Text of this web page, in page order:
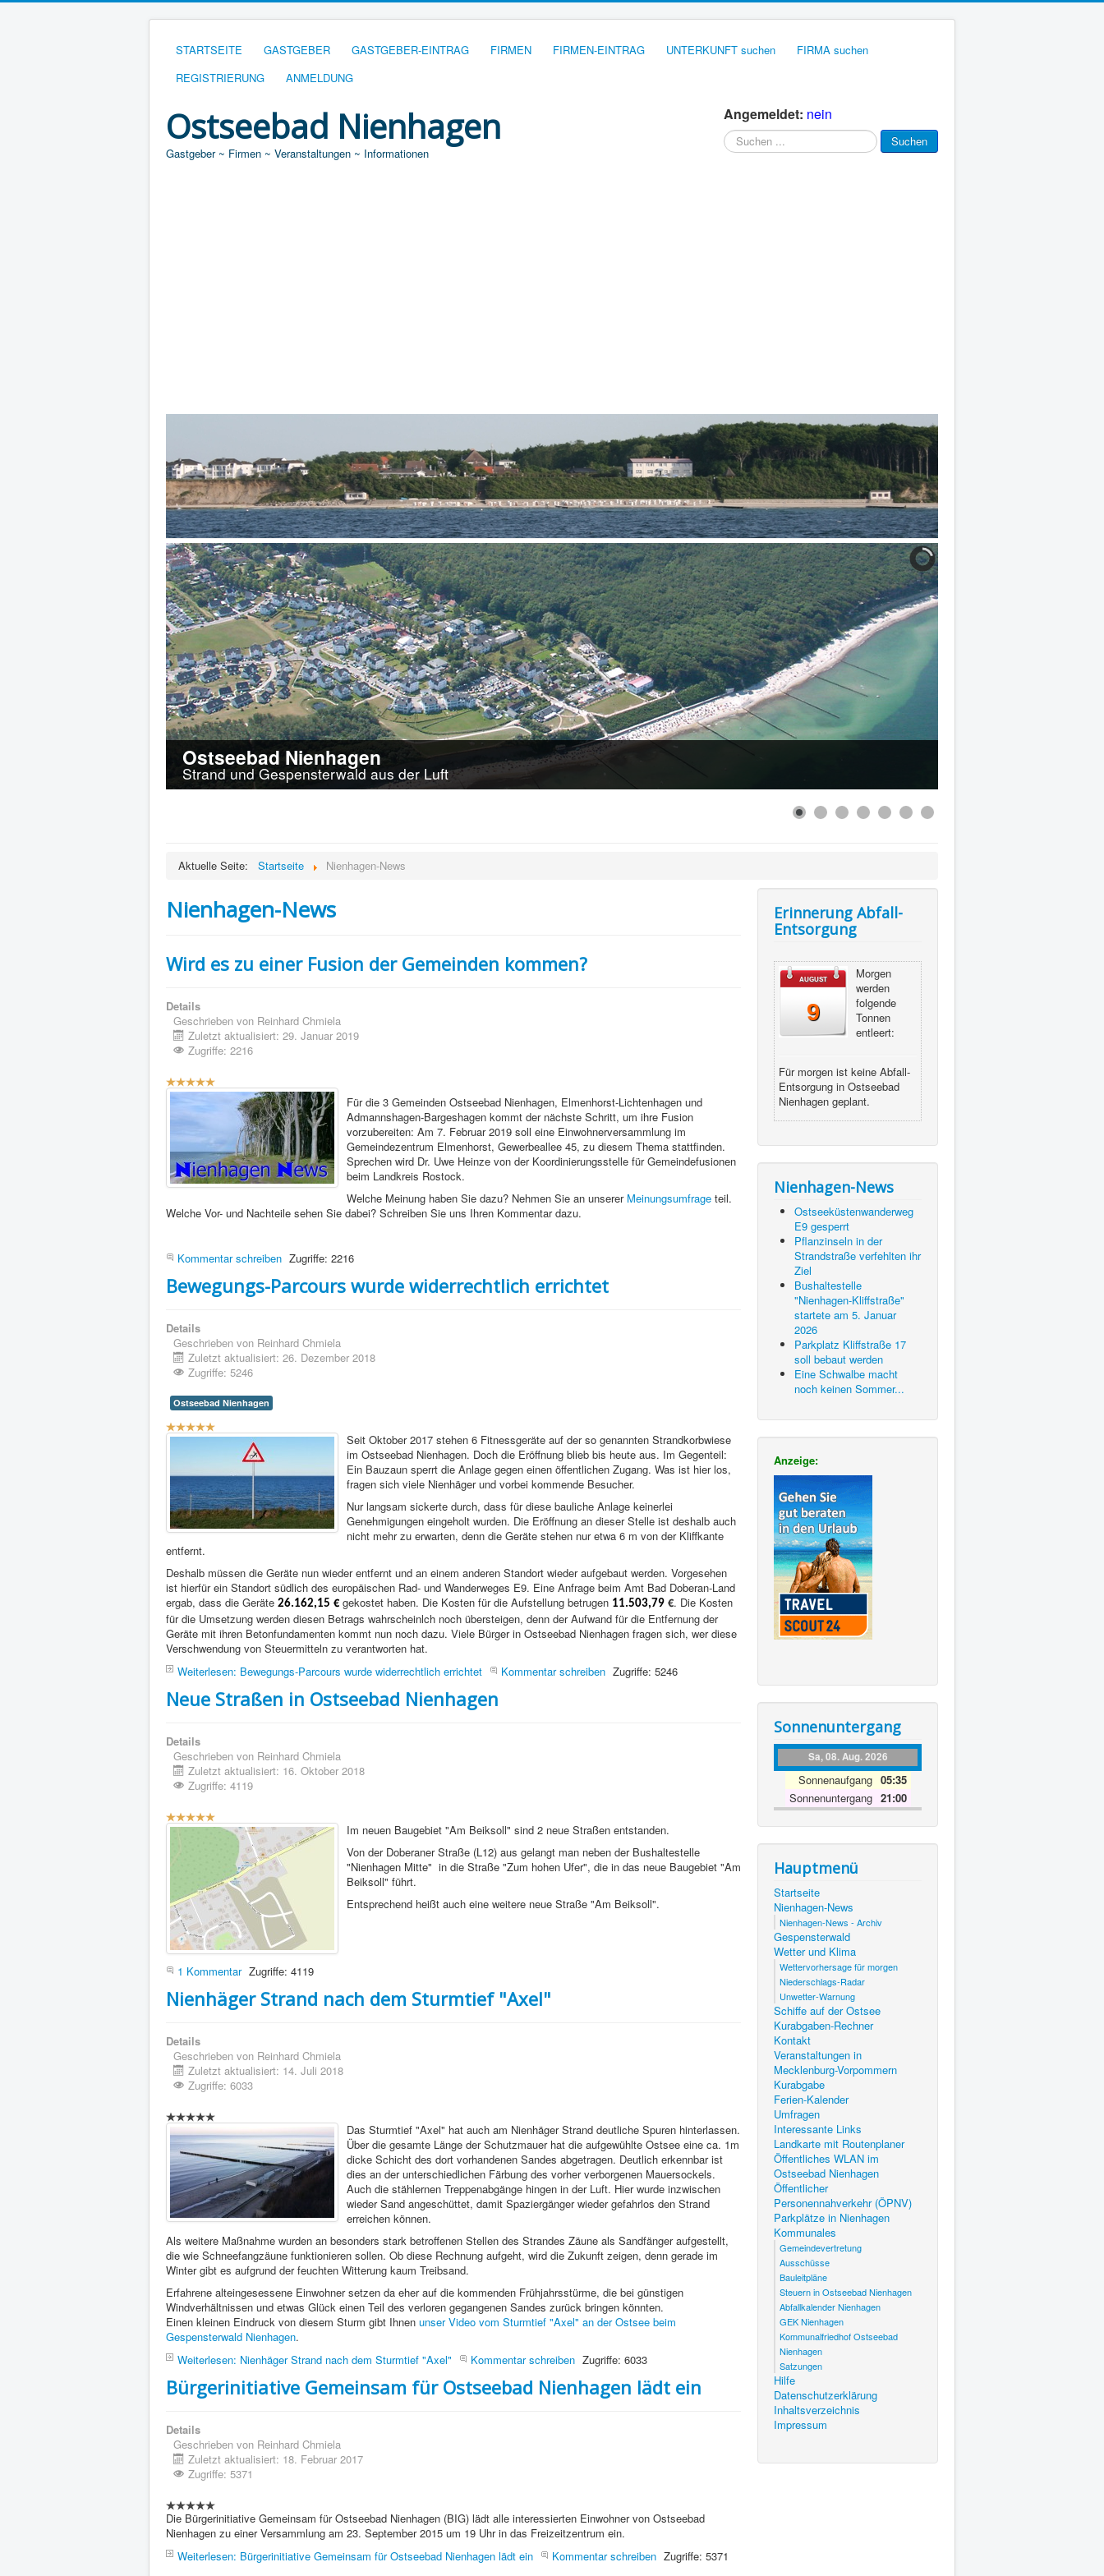
STARTSEITE GASTGEBER GASTGEBER-EINTRAG FIRMEN FIRMEN-EINTRAG UNTERKUNFT suchen
FIRMA suchen
REGISTRIERUNG
ANMELDUNG
Ostseebad Nienhagen
Gastgeber ~ Firmen ~ Veranstaltungen ~ Informationen
Angemeldet: nein
Suchen
...
Suchen
Ostseebad Nienhagen
Strand und Gespensterwald aus der Luft
Aktuelle Seite: Startseite Nienhagen-News
Nienhagen-News
Wird es zu einer Fusion der Gemeinden kommen?
Details
Geschrieben von Reinhard Chmiela
Zuletzt aktualisiert: 29. Januar 2019
Zugriffe: 2216
Bewertung:
Für die 3 Gemeinden Ostseebad Nienhagen, Elmenhorst-Lichtenhagen und
Admannshagen-Bargeshagen kommt der nächste Schritt, um ihre Fusion
vorzubereiten: Am 7. Februar 2019 soll eine Einwohnerversammlung im
Gemeindezentrum Elmenhorst, Gewerbeallee 45, zu diesem Thema stattfinden.
Sprechen wird Dr. Uwe Heinze von der Koordinierungsstelle für Gemeindefusionen
beim Landkreis Rostock.
Welche Meinung haben Sie dazu? Nehmen Sie an unserer Meinungsumfrage teil.
Welche Vor- und Nachteile sehen Sie dabei? Schreiben Sie uns Ihren Kommentar dazu.
Kommentar schreiben Zugriffe: 2216
Bewegungs-Parcours wurde widerrechtlich errichtet
Details
Geschrieben von Reinhard Chmiela
Zuletzt aktualisiert: 26. Dezember 2018
Zugriffe: 5246
Ostseebad Nienhagen
Bewertung:
Seit Oktober 2017 stehen 6 Fitnessgeräte auf der so genannten Strandkorbwiese
im Ostseebad Nienhagen. Doch die Eröffnung blieb bis heute aus. Im Gegenteil:
Ein Bauzaun sperrt die Anlage gegen einen öffentlichen Zugang. Was ist hier los,
fragen sich viele Nienhäger und vorbei kommende Besucher.
Nur langsam sickerte durch, dass für diese bauliche Anlage keinerlei
Genehmigungen eingeholt wurden. Die Eröffnung an dieser Stelle ist deshalb auch
nicht mehr zu erwarten, denn die Geräte stehen nur etwa 6 m von der Kliffkante
entfernt.
Deshalb müssen die Geräte nun wieder entfernt und an einem anderen Standort wieder aufgebaut werden. Vorgesehen
ist hierfür ein Standort südlich des europäischen Rad- und Wanderweges E9. Eine Anfrage beim Amt Bad Doberan-Land
ergab, dass die Geräte 26.162,15 € gekostet haben. Die Kosten für die Aufstellung betrugen 11.503,79 €. Die Kosten
für die Umsetzung werden diesen Betrags wahrscheinlch noch übersteigen, denn der Aufwand für die Entfernung der
Geräte mit ihren Betonfundamenten kommt nun noch dazu. Viele Bürger in Ostseebad Nienhagen fragen sich, wer diese
Verschwendung von Steuermitteln zu verantworten hat.
Weiterlesen: Bewegungs-Parcours wurde widerrechtlich errichtet
Kommentar schreiben Zugriffe: 5246
Neue Straßen in Ostseebad Nienhagen
Details
Geschrieben von Reinhard Chmiela
Zuletzt aktualisiert: 16. Oktober 2018
Zugriffe: 4119
Bewertung:
Im neuen Baugebiet "Am Beiksoll" sind 2 neue Straßen entstanden.
Von der Doberaner Straße (L12) aus gelangt man neben der Bushaltestelle
"Nienhagen Mitte" in die Straße "Zum hohen Ufer", die in das neue Baugebiet "Am
Beiksoll" führt.
Entsprechend heißt auch eine weitere neue Straße "Am Beiksoll".
1 Kommentar Zugriffe: 4119
Nienhäger Strand nach dem Sturmtief "Axel"
Details
Geschrieben von Reinhard Chmiela
Zuletzt aktualisiert: 14. Juli 2018
Zugriffe: 6033
Das Sturmtief "Axel" hat auch am Nienhäger Strand deutliche Spuren hinterlassen.
Über die gesamte Länge der Schutzmauer hat die aufgewühlte Ostsee eine ca. 1m
dicke Schicht des dort vorhandenen Sandes abgetragen. Deutlich erkennbar ist
dies an der unterschiedlichen Färbung des vorher verborgenen Mauersockels.
Auch die stählernen Treppenabgänge hingen in der Luft. Hier wurde inzwischen
wieder Sand angeschüttet, damit Spaziergänger wieder gefahrlos den Strand
erreichen können.
Als weitere Maßnahme wurden an besonders stark betroffenen Stellen des Strandes Zäune als Sandfänger aufgestellt,
die wie Schneefangzäune funktionieren sollen. Ob diese Rechnung aufgeht, wird die Zukunft zeigen, denn gerade im
Winter gibt es aufgrund der feuchten Witterung kaum Treibsand.
Erfahrene alteingesessene Einwohner setzen da eher auf die kommenden Frühjahrsstürme, die bei günstigen
Windverhältnissen und etwas Glück einen Teil des verloren gegangenen Sandes zurück bringen könnten.
Einen kleinen Eindruck von diesem Sturm gibt Ihnen unser Video vom Sturmtief "Axel" an der Ostsee beim
Gespensterwald Nienhagen.
Weiterlesen: Nienhäger Strand nach dem Sturmtief "Axel"
Kommentar schreiben Zugriffe: 6033
Bürgerinitiative Gemeinsam für Ostseebad Nienhagen lädt ein
Details
Geschrieben von Reinhard Chmiela
Zuletzt aktualisiert: 18. Februar 2017
Zugriffe: 5371
Die Bürgerinitiative Gemeinsam für Ostseebad Nienhagen (BIG) lädt alle interessierten Einwohner von Ostseebad
Nienhagen zu einer Versammlung am 23. September 2015 um 19 Uhr in das Freizeitzentrum ein.
Weiterlesen: Bürgerinitiative Gemeinsam für Ostseebad Nienhagen lädt ein
Kommentar schreiben Zugriffe: 5371
Erinnerung Abfall-
Entsorgung
AUGUST
9
Morgen
werden
folgende
Tonnen
entleert:
Für morgen ist keine Abfall-
Entsorgung in Ostseebad
Nienhagen geplant.
Nienhagen-News
Ostseeküstenwanderweg
E9 gesperrt
Pflanzinseln in der
Strandstraße verfehlten ihr
Ziel
Bushaltestelle
"Nienhagen-Kliffstraße"
startete am 5. Januar
2026
Parkplatz Kliffstraße 17
soll bebaut werden
Eine Schwalbe macht
noch keinen Sommer...
Anzeige:
Sonnenuntergang
Sa, 08. Aug. 2026
Sonnenaufgang 05:35
Sonnenuntergang 21:00
Hauptmenü
Startseite
Nienhagen-News
Nienhagen-News - Archiv
Gespensterwald
Wetter und Klima
Wettervorhersage für morgen
Niederschlags-Radar
Unwetter-Warnung
Schiffe auf der Ostsee
Kurabgaben-Rechner
Kontakt
Veranstaltungen in
Mecklenburg-Vorpommern
Kurabgabe
Ferien-Kalender
Umfragen
Interessante Links
Landkarte mit Routenplaner
Öffentliches WLAN im
Ostseebad Nienhagen
Öffentlicher
Personennahverkehr (ÖPNV)
Parkplätze in Nienhagen
Kommunales
Gemeindevertretung
Ausschüsse
Bauleitpläne
Steuern in Ostseebad Nienhagen
Abfallkalender Nienhagen
GEK Nienhagen
Kommunalfriedhof Ostseebad
Nienhagen
Satzungen
Hilfe
Datenschutzerklärung
Inhaltsverzeichnis
Impressum